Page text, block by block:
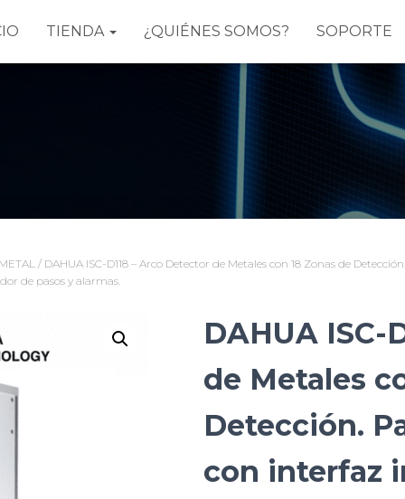
TIENDA ¿QUIÉNES SOMOS? SOPORTE
/ DAHUA ISC-D118 – Arco Detector de Metales con 18 Zonas de
de pasos y alarmas.
DAHUA ISC-
de Metales
Detección.
con interfaz